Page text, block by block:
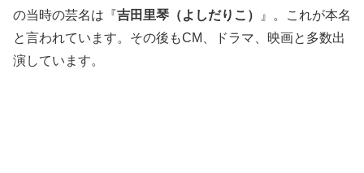
の当時の芸名は『吉田里琴（よしだりこ）
』。これが本名
と言われています。その後もCM、ドラマ、映画と多数出
演しています。